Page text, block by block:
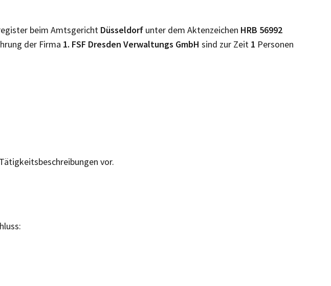
beim Amtsgericht Düsseldorf unter dem Aktenzeichen HRB 56992
der Firma 1. FSF Dresden Verwaltungs GmbH sind zur Zeit 1 Personen
vor.